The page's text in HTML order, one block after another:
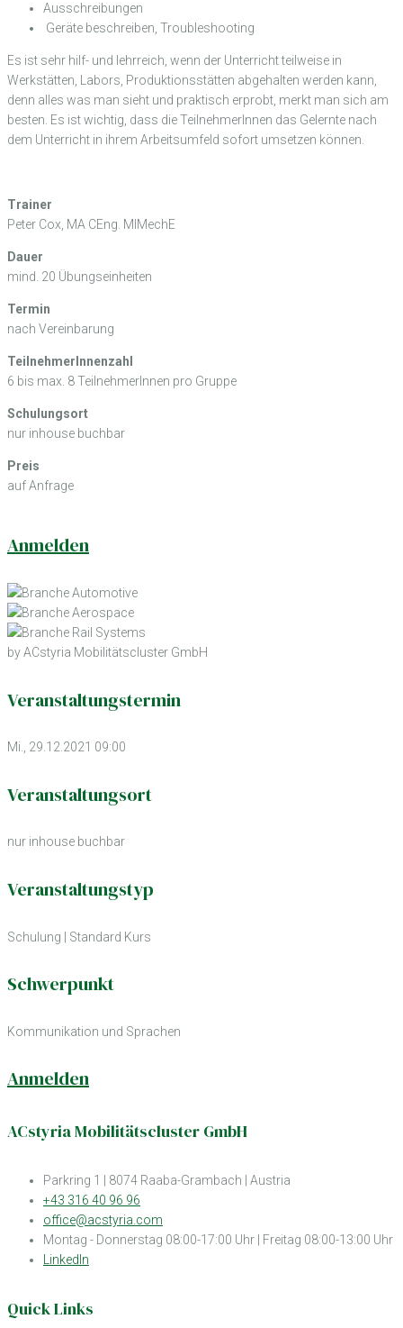
Ausschreibungen
Geräte beschreiben, Troubleshooting
Es ist sehr hilf- und lehrreich, wenn der Unterricht teilweise in
Werkstätten, Labors, Produktionsstätten abgehalten werden kann,
denn alles was man sieht und praktisch erprobt, merkt man sich am
besten. Es ist wichtig, dass die TeilnehmerInnen das Gelernte nach
dem Unterricht in ihrem Arbeitsumfeld sofort umsetzen können.
Trainer
Peter Cox, MA CEng. MIMechE
Dauer
mind. 20 Übungseinheiten
Termin
nach Vereinbarung
TeilnehmerInnenzahl
6 bis max. 8 TeilnehmerInnen pro Gruppe
Schulungsort
nur inhouse buchbar
Preis
auf Anfrage
Anmelden
by ACstyria Mobilitätscluster GmbH
Veranstaltungstermin
Mi., 29.12.2021 09:00
Veranstaltungsort
nur inhouse buchbar
Veranstaltungstyp
Schulung | Standard Kurs
Schwerpunkt
Kommunikation und Sprachen
Anmelden
ACstyria Mobilitätscluster GmbH
Parkring 1 | 8074 Raaba-Grambach | Austria
+43 316 40 96 96
office@acstyria.com
Montag - Donnerstag 08:00-17:00 Uhr | Freitag 08:00-13:00 Uhr
LinkedIn
Quick Links